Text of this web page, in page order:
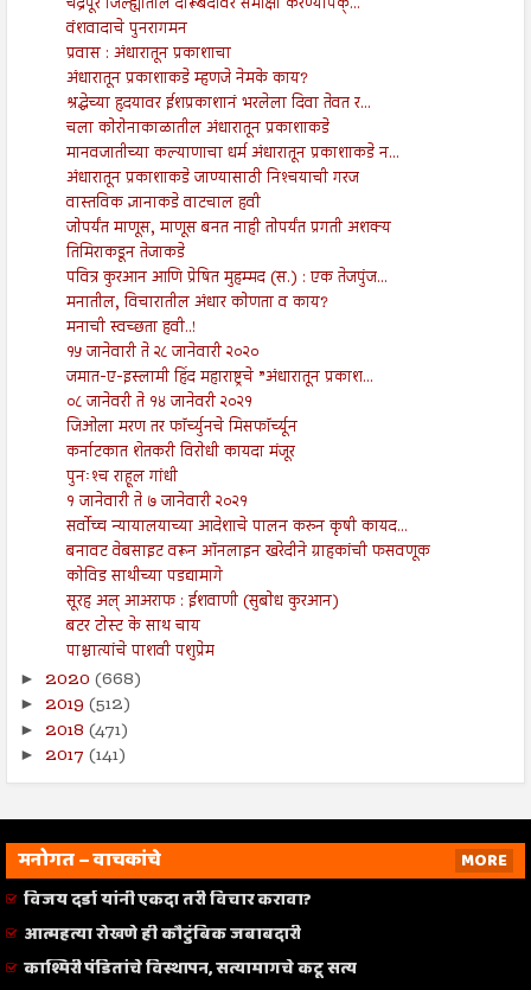
वंशवादाचे पुनरागमन
प्रवास : अंधारातून प्रकाशाचा
अंधारातून प्रकाशाकडे म्हणजे नेमके काय?
श्रद्धेच्या हृदयावर ईशप्रकाशानं भरलेला दिवा तेवत र...
चला कोरोनाकाळातील अंधारातून प्रकाशाकडे
मानवजातीच्या कल्याणाचा धर्म अंधारातून प्रकाशाकडे न...
अंधारातून प्रकाशाकडे जाण्यासाठी निश्‍चयाची गरज
वास्तविक ज्ञानाकडे वाटचाल हवी
जोपर्यंत माणूस, माणूस बनत नाही तोपर्यंत प्रगती अशक्य
तिमिराकडून तेजाकडे
पवित्र कुरआन आणि प्रेषित मुहम्मद (स.) : एक तेजपुंज...
मनातील, विचारातील अंधार कोणता व काय?
मनाची स्वच्छता हवी..!
१५ जानेवारी ते २८ जानेवारी २०२०
जमात-ए-इस्लामी हिंद महाराष्ट्रचे ”अंधारातून प्रकाश...
०८ जानेवरी ते १४ जानेवरी २०२१
जिओला मरण तर फॉर्च्युनचे मिसफॉर्च्यून
कर्नाटकात शेतकरी विरोधी कायदा मंजूर
पुनःश्‍च राहूल गांधी
१ जानेवारी ते ७ जानेवारी २०२१
सर्वोच्च न्यायालयाच्या आदेशाचे पालन करुन कृषी कायद...
बनावट वेबसाइट वरून ऑनलाइन खरेदीने ग्राहकांची फसवणूक
कोविड साथीच्या पडद्यामागे
सूरह अल् आअराफ : ईशवाणी (सुबोध कुरआन)
बटर टोस्ट के साथ चाय
पाश्चात्यांचे पाशवी पशुप्रेम
► 2020 (668)
► 2019 (512)
► 2018 (471)
► 2017 (141)
मनोगत – वाचकांचे
MORE
विजय दर्डा यांनी एकदा तरी विचार करावा?
आत्महत्या रोखणे ही कौटुंबिक जबाबदारी
काश्मिरी पंडितांचे विस्थापन, सत्यामागचे कटू सत्य